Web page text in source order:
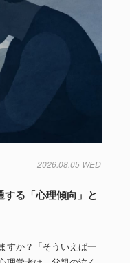
2026.08.05 WED
る「心理傾向」と
すか？「そういえば一